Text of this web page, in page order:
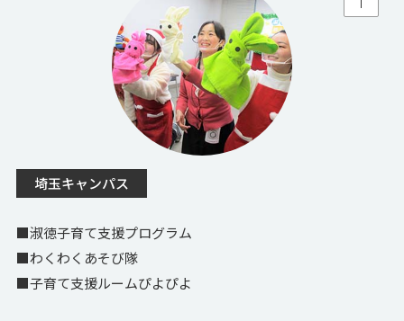
埼玉キャンパス
■淑徳子育て支援プログラム
■わくわくあそび隊
■子育て支援ルームぴよぴよ